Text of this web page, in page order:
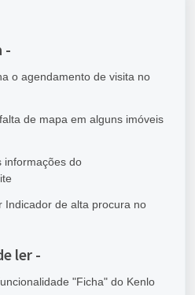
-
o agendamento de visita no
de mapa em alguns imóveis
informações do
Indicador de alta procura no
ler -